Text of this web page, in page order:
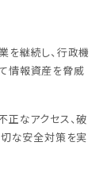
を継続し、行政機
情報資産を脅威
なアクセス、破
な安全対策を実